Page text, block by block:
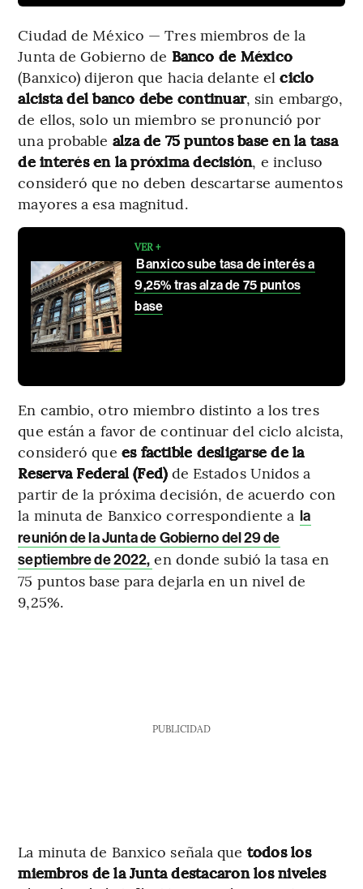
Ciudad de México — Tres miembros de la
Junta de Gobierno de Banco de México
(Banxico) dijeron que hacia delante elciclo
alcista del banco debe continuar, sin embargo,
de ellos, solo un miembro se pronunció por
una probable alza de 75 puntos base en la tasa
de interés en la próxima decisión, e incluso
consideró que no deben descartarse aumentos
mayores a esa magnitud.
VER +
Banxico sube tasa de interés a
9,25% tras alza de 75 puntos
base
En cambio, otro miembro distinto a los tres
que están a favor de continuar del ciclo alcista,
consideró que es factible desligarse de la
Reserva Federal (Fed) de Estados Unidos a
partir de la próxima decisión, de acuerdo con
la minuta de Banxico correspondiente a la
reunión de la Junta de Gobierno del 29 de
septiembre de 2022, en donde subió la tasa en
75 puntos base para dejarla en un nivel de
9,25%.
PUBLICIDAD
La minuta de Banxico señala que todos los
miembros de la Junta destacaron los niveles